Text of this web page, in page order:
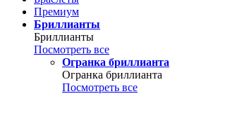
Премиум
Бриллианты
Бриллианты
Посмотреть все
Огранка бриллианта
Огранка бриллианта
Посмотреть все